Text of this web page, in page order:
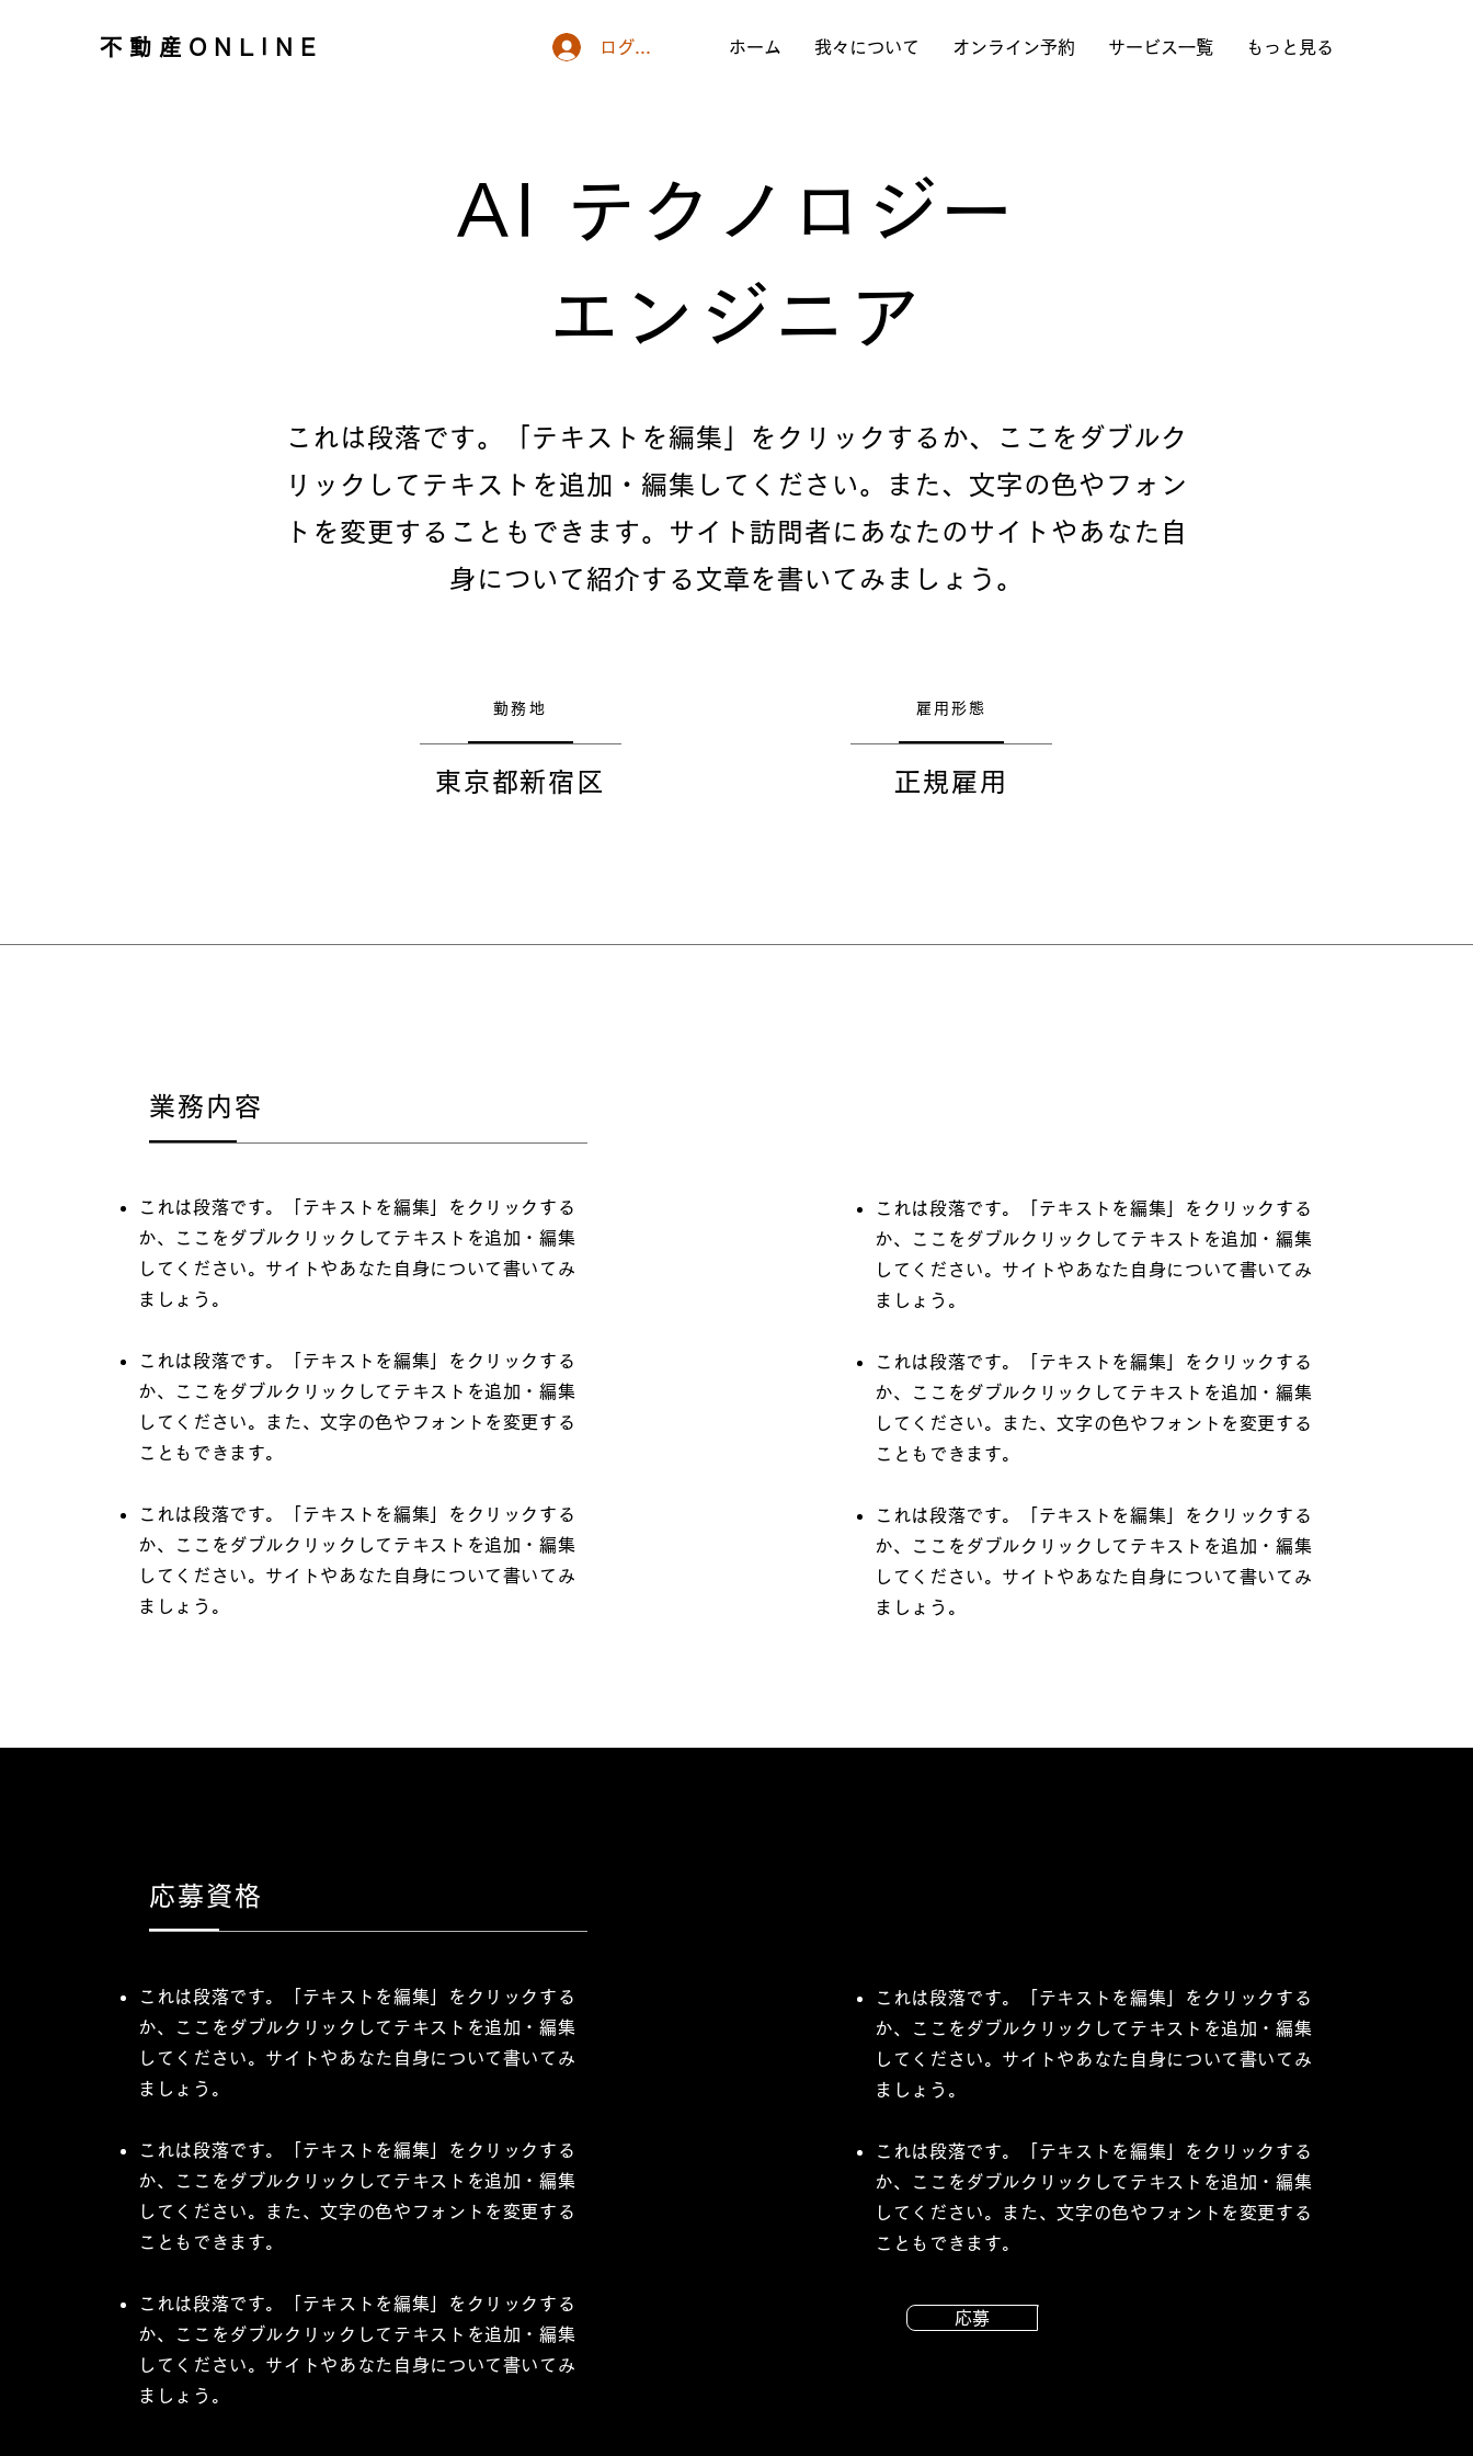
不動産ONLINE ログイン ホーム 我々について オンライン予約 サービス一覧 もっと見る
AI テクノロジー
エンジニア
これは段落です。「テキストを編集」をクリックするか、ここをダブルク
リックしてテキストを追加・編集してください。また、文字の色やフォン
トを変更することもできます。サイト訪問者にあなたのサイトやあなた自
身について紹介する文章を書いてみましょう。
勤務地
東京都新宿区
雇用形態
正規雇用
業務内容
これは段落です。「テキストを編集」をクリックする
か、ここをダブルクリックしてテキストを追加・編集
してください。サイトやあなた自身について書いてみ
ましょう。
これは段落です。「テキストを編集」をクリックする
か、ここをダブルクリックしてテキストを追加・編集
してください。また、文字の色やフォントを変更する
こともできます。
これは段落です。「テキストを編集」をクリックする
か、ここをダブルクリックしてテキストを追加・編集
してください。サイトやあなた自身について書いてみ
ましょう。
これは段落です。「テキストを編集」をクリックする
か、ここをダブルクリックしてテキストを追加・編集
してください。サイトやあなた自身について書いてみ
ましょう。
これは段落です。「テキストを編集」をクリックする
か、ここをダブルクリックしてテキストを追加・編集
してください。また、文字の色やフォントを変更する
こともできます。
これは段落です。「テキストを編集」をクリックする
か、ここをダブルクリックしてテキストを追加・編集
してください。サイトやあなた自身について書いてみ
ましょう。
応募資格
これは段落です。「テキストを編集」をクリックする
か、ここをダブルクリックしてテキストを追加・編集
してください。サイトやあなた自身について書いてみ
ましょう。
これは段落です。「テキストを編集」をクリックする
か、ここをダブルクリックしてテキストを追加・編集
してください。また、文字の色やフォントを変更する
こともできます。
これは段落です。「テキストを編集」をクリックする
か、ここをダブルクリックしてテキストを追加・編集
してください。サイトやあなた自身について書いてみ
ましょう。
これは段落です。「テキストを編集」をクリックする
か、ここをダブルクリックしてテキストを追加・編集
してください。サイトやあなた自身について書いてみ
ましょう。
これは段落です。「テキストを編集」をクリックする
か、ここをダブルクリックしてテキストを追加・編集
してください。また、文字の色やフォントを変更する
こともできます。
応募